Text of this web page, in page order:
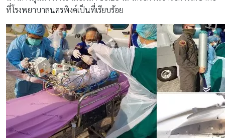
ที่โรงพยาบาลนครพิงค์เป็นที่เรียบร้อย